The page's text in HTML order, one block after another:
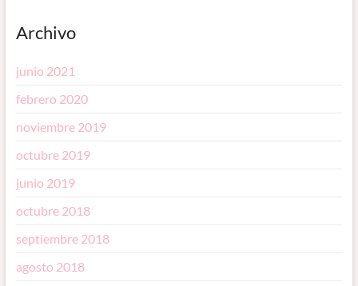
Archivo
junio 2021
febrero 2020
noviembre 2019
octubre 2019
junio 2019
octubre 2018
septiembre 2018
agosto 2018